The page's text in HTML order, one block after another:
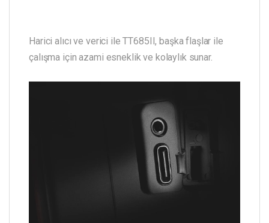
Harici alıcı ve verici ile TT685II, başka flaşlar ile
çalışma için azami esneklik ve kolaylık sunar.